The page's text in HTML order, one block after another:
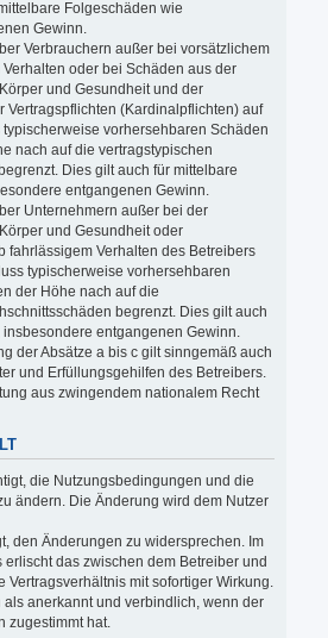
Folgeschäden wie
Gewinn.
Verbrauchern außer bei vorsätzlichem
oder bei Schäden aus der
und Gesundheit und der
Vertragspflichten (Kardinalpflichten) auf
vorhersehbaren Schäden
nach auf die vertragstypischen
Dies gilt auch für mittelbare
entgangenen Gewinn.
Unternehmern außer bei der
und Gesundheit oder
fahrlässigem Verhalten des Betreibers
typischerweise vorhersehbaren
der Höhe nach auf die
begrenzt. Dies gilt auch
entgangenen Gewinn.
der Absätze a bis c gilt sinngemäß auch
und Erfüllungsgehilfen des Betreibers.
aus zwingendem nationalem Recht
die Nutzungsbedingungen und die
ändern. Die Änderung wird dem Nutzer
den Änderungen zu widersprechen. Im
erlischt das zwischen dem Betreiber und
Vertragsverhältnis mit sofortiger Wirkung.
anerkannt und verbindlich, wenn der
zugestimmt hat.